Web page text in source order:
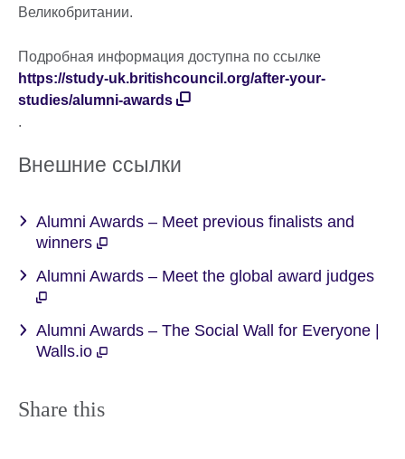
Великобритании.
Подробная информация доступна по ссылке
https://study-uk.britishcouncil.org/after-your-
studies/alumni-awards
.
Внешние ссылки
Alumni Awards – Meet previous finalists and
winners
Alumni Awards – Meet the global award judges
Alumni Awards – The Social Wall for Everyone |
Walls.io
Share this